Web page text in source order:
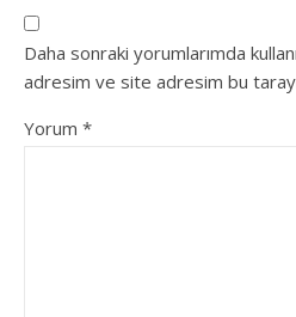
Daha sonraki yorumlarımda
adresim ve site adresim bu
Yorum *